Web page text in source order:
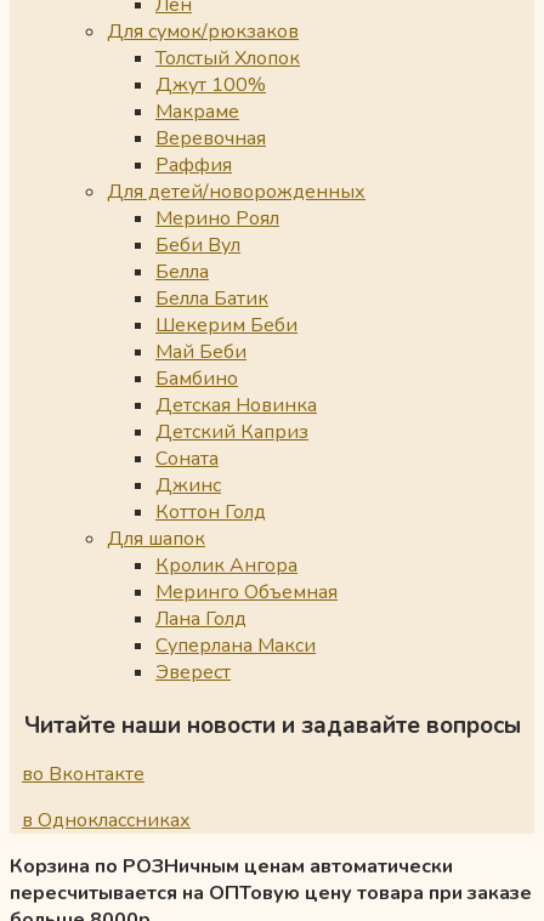
Для сумок/рюкзаков
Толстый Хлопок
Джут 100%
Макраме
Веревочная
Раффия
Для детей/новорожденных
Мерино Роял
Беби Вул
Белла
Белла Батик
Шекерим Беби
Май Беби
Бамбино
Детская Новинка
Детский Каприз
Соната
Джинс
Коттон Голд
Для шапок
Кролик Ангора
Меринго Объемная
Лана Голд
Суперлана Макси
Эверест
Читайте наши новости и задавайте вопросы
во Вконтакте
в Одноклассниках
Корзина по РОЗНичным ценам автоматически
пересчитывается на ОПТовую цену товара при заказе